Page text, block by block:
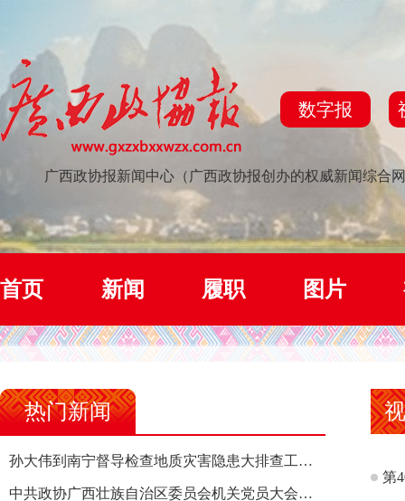
数字报
广西政协报新闻中心（广西政协报创办的权威新闻综合
首页 新闻 履职 图片
热门新闻
孙大伟到南宁督导检查地质灾害隐患大排查工作时强调 筑牢地质灾害安全防线 全力保障人民群众生命财产安全
中共政协广西壮族自治区委员会机关党员大会召开 选举产生新一届机关党委、机关纪委
第